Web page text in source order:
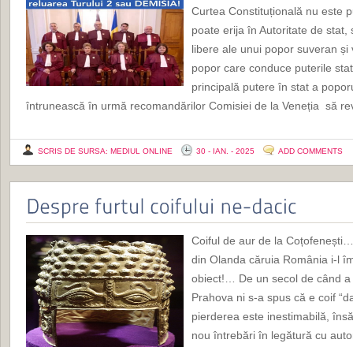
Curtea Constituțională nu este
poate erija în Autoritate de stat,
libere ale unui popor suveran
popor care conduce puterile
principală putere în stat a
întrunească în urmă recomandărilor Comisiei de la Veneția să
SCRIS DE SURSA: MEDIUL ONLINE 30 - IAN. - 2025 ADD COMMENTS
Coiful de aur de la
din Olanda căruia România i-l
obiect!… De un secol de când
Prahova ni s-a spus că e coif
pierderea este inestimabilă,
nou întrebări în legătură cu